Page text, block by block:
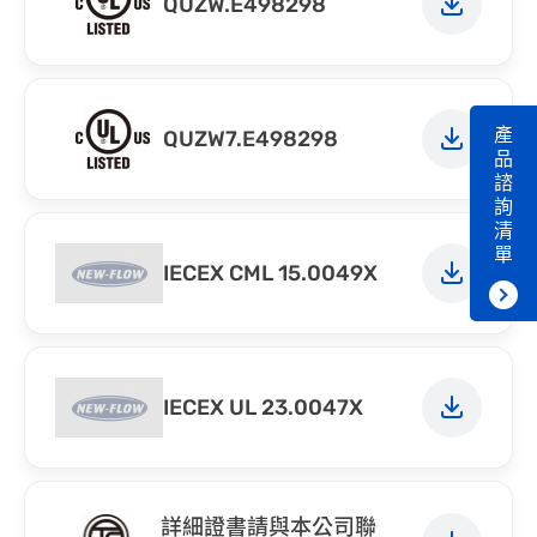
QUZW7.E498298
IECEX CML 15.0049X
IECEX UL 23.0047X
詳細證書請與本公司聯
產
品
諮
詢
清
單